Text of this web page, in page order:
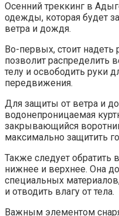
Осенний треккинг в
одежды, которая будет
ветра и дождя.
Во-первых, стоит
позволит распределить
телу и освободить руки
передвижения.
Для защиты от ветра и
водонепроницаемая
закрывающийся
максимально защитить
Также следует обратить
нижнее и верхнее. Она
специальных
и отводить влагу от тела.
Важным элементом